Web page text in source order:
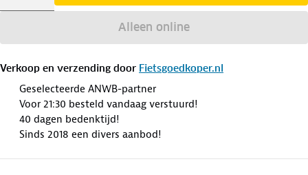
Alleen online
Verkoop en verzending door Fietsgoedkoper.nl
Geselecteerde ANWB-partner
Voor 21:30 besteld vandaag verstuurd!
40 dagen bedenktijd!
Sinds 2018 een divers aanbod!